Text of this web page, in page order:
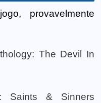
provavelmente
The Devil In
Saints & Sinners